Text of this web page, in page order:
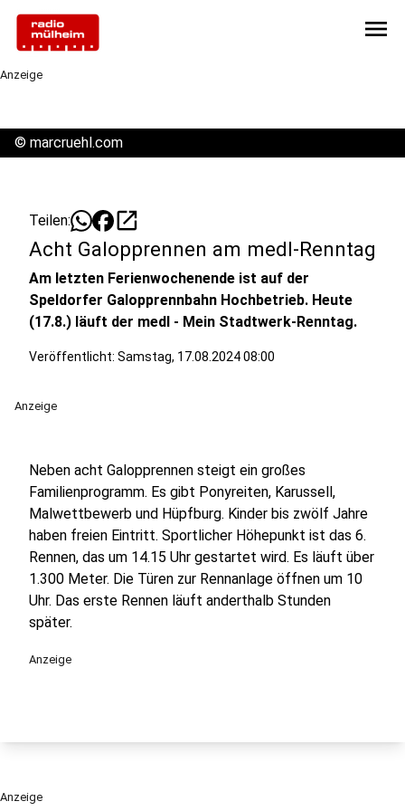
menu
Anzeige
© marcruehl.com
Teilen: open_in_new
Acht Galopprennen am medl-Renntag
Am letzten Ferienwochenende ist auf der
Speldorfer Galopprennbahn Hochbetrieb. Heute
(17.8.) läuft der medl - Mein Stadtwerk-Renntag.
Veröffentlicht: Samstag, 17.08.2024 08:00
Anzeige
Neben acht Galopprennen steigt ein großes
Familienprogramm. Es gibt Ponyreiten, Karussell,
Malwettbewerb und Hüpfburg. Kinder bis zwölf Jahre
haben freien Eintritt. Sportlicher Höhepunkt ist das 6.
Rennen, das um 14.15 Uhr gestartet wird. Es läuft über
1.300 Meter. Die Türen zur Rennanlage öffnen um 10
Uhr. Das erste Rennen läuft anderthalb Stunden
später.
Anzeige
Anzeige